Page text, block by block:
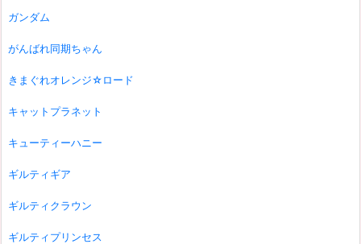
ガンダム
がんばれ同期ちゃん
きまぐれオレンジ☆ロード
キャットプラネット
キューティーハニー
ギルティギア
ギルティクラウン
ギルティプリンセス